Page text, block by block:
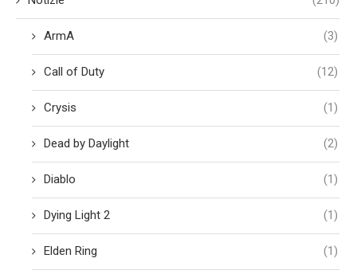
ArmA (3)
Call of Duty (12)
Crysis (1)
Dead by Daylight (2)
Diablo (1)
Dying Light 2 (1)
Elden Ring (1)